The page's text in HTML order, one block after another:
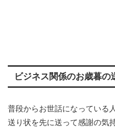
ビジネス関係のお歳暮の
普段からお世話になっている
送り状を先に送って感謝の気